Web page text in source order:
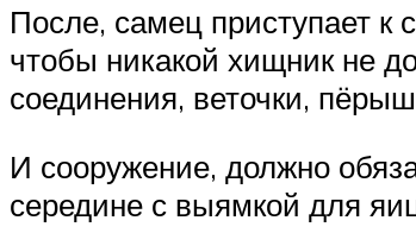
После, самец приступает к
чтобы никакой хищник не
соединения, веточки,
И сооружение, должно
середине с выямкой для